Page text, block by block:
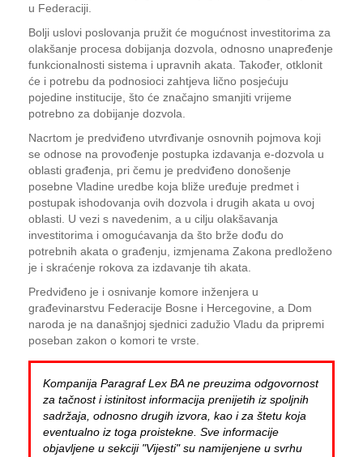
u Federaciji.
Bolji uslovi poslovanja pružit će mogućnost investitorima za
olakšanje procesa dobijanja dozvola, odnosno unapređenje
funkcionalnosti sistema i upravnih akata. Također, otklonit
će i potrebu da podnosioci zahtjeva lično posjećuju
pojedine institucije, što će značajno smanjiti vrijeme
potrebno za dobijanje dozvola.
Nacrtom je predviđeno utvrđivanje osnovnih pojmova koji
se odnose na provođenje postupka izdavanja e-dozvola u
oblasti građenja, pri čemu je predviđeno donošenje
posebne Vladine uredbe koja bliže uređuje predmet i
postupak ishodovanja ovih dozvola i drugih akata u ovoj
oblasti. U vezi s navedenim, a u cilju olakšavanja
investitorima i omogućavanja da što brže dođu do
potrebnih akata o građenju, izmjenama Zakona predloženo
je i skraćenje rokova za izdavanje tih akata.
Predviđeno je i osnivanje komore inženjera u
građevinarstvu Federacije Bosne i Hercegovine, a Dom
naroda je na današnjoj sjednici zadužio Vladu da pripremi
poseban zakon o komori te vrste.
Kompanija Paragraf Lex BA ne preuzima odgovornost
za tačnost i istinitost informacija prenijetih iz spoljnih
sadržaja, odnosno drugih izvora, kao i za štetu koja
eventualno iz toga proistekne. Sve informacije
objavljene u sekciji "Vijesti" su namijenjene u svrhu